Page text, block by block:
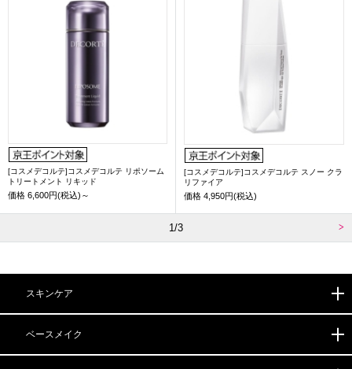
[コスメデコルテ]コスメデコルテ リポソーム
トリートメント リキッド
価格 6,600円(税込)～
[コスメデコルテ]コスメデコルテ スノー クラ
リファイア
価格 4,950円(税込)
1/3
スキンケア
ベースメイク